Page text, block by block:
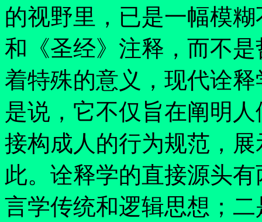
的视野里，已是一幅模
和《圣经》注释，而不
着特殊的意义，现代诠
是说，它不仅旨在阐明
接构成人的行为规范，
此。诠释学的直接源头
言学传统和逻辑思想；